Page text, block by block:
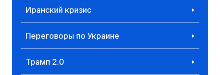
Иранский кризис
Переговоры по Украине
Трамп 2.0